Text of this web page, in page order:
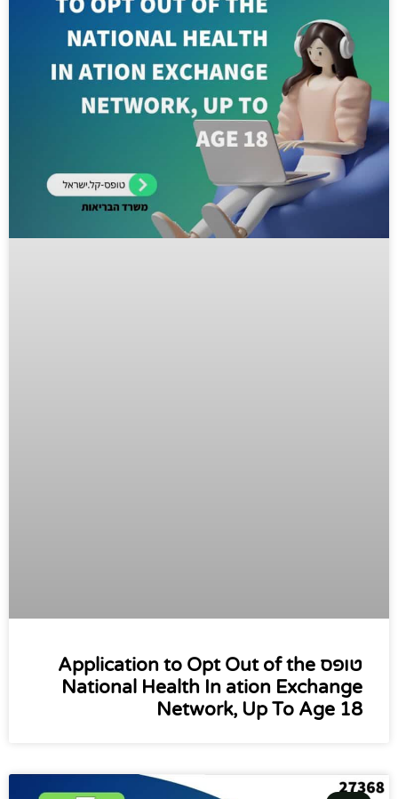
טופס Application to Opt Out of the
National Health In ation Exchange
Network, Up To Age 18